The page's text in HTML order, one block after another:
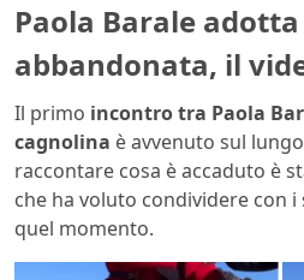
Paola Barale
abbandonata, il
Il primo incontro tra Paola
cagnolina è avvenuto sul
raccontare cosa è accaduto è
che ha voluto condividere con
quel momento.